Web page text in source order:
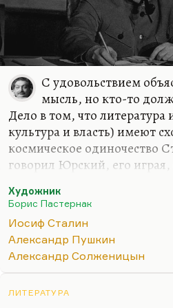
С удовольствием
мысль, но кто-то
Дело в том, что литература
культура и власть) имеют
космическое одиночество
говорил Юрский, его играя,
Толпа одинаково
тирану. На этой почве
сходятся. И у культуры, и у
иерархия. Просто, как
Мочалов, иерархия
Толпа одинаково
Художник
Борис Пастернак
Иосиф Сталин
Александр Пушкин
Александр Солженицын
ЛИТЕРАТУРА